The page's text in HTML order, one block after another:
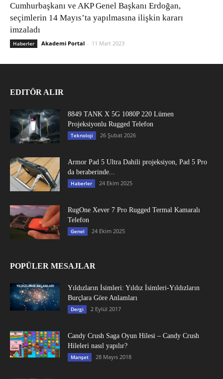
Cumhurbaşkanı ve AKP Genel Başkanı Erdoğan,
seçimlerin 14 Mayıs’ta yapılmasına ilişkin kararı
imzaladı
Haberler Akademi Portal - 11 Mart 2023
EDITÖR ALIR
8849 TANK X 5G 1080P 220 Lümen
Projeksiyonlu Rugged Telefon
Teknoloji 26 Şubat 2026
Armor Pad 5 Ultra Dahili projeksiyon, Pad 5 Pro
da beraberinde...
Haberler 24 Ekim 2025
RugOne Xever 7 Pro Rugged Termal Kamaralı
Telefon
Genel 24 Ekim 2025
POPÜLER MESAJLAR
Yıldızların İsimleri: Yıldız İsimleri-Yıldızların
Burçlara Göre Anlamları
Dergi 2 Eylül 2017
Candy Crush Saga Oyun Hilesi – Candy Crush
Hileleri nasıl yapılır?
Manşet 28 Mayıs 2018